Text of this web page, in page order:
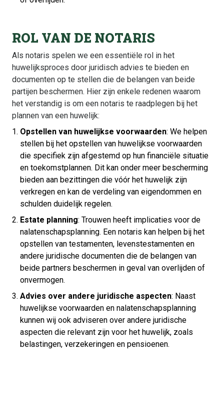
ROL VAN DE NOTARIS
Als notaris spelen we een essentiële rol in het
huwelijksproces door juridisch advies te bieden en
documenten op te stellen die de belangen van beide
partijen beschermen. Hier zijn enkele redenen waarom
het verstandig is om een notaris te raadplegen bij het
plannen van een huwelijk:
Opstellen van huwelijkse voorwaarden: We helpen
stellen bij het opstellen van huwelijkse voorwaarden
die specifiek zijn afgestemd op hun financiële situatie
en toekomstplannen. Dit kan onder meer bescherming
bieden aan bezittingen die vóór het huwelijk zijn
verkregen en kan de verdeling van eigendommen en
schulden duidelijk regelen.
Estate planning: Trouwen heeft implicaties voor de
nalatenschapsplanning. Een notaris kan helpen bij het
opstellen van testamenten, levenstestamenten en
andere juridische documenten die de belangen van
beide partners beschermen in geval van overlijden of
onvermogen.
Advies over andere juridische aspecten: Naast
huwelijkse voorwaarden en nalatenschapsplanning
kunnen wij ook adviseren over andere juridische
aspecten die relevant zijn voor het huwelijk, zoals
belastingen, verzekeringen en pensioenen.